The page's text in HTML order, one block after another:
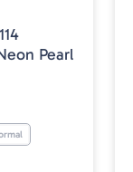
Pearl